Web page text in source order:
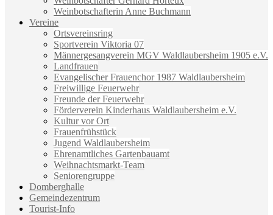
Weinbotschafterin Anne Buchmann
Vereine
Ortsvereinsring
Sportverein Viktoria 07
Männergesangverein MGV Waldlaubersheim 1905 e.V.
Landfrauen
Evangelischer Frauenchor 1987 Waldlaubersheim
Freiwillige Feuerwehr
Freunde der Feuerwehr
Förderverein Kinderhaus Waldlaubersheim e.V.
Kultur vor Ort
Frauenfrühstück
Jugend Waldlaubersheim
Ehrenamtliches Gartenbauamt
Weihnachtsmarkt-Team
Seniorengruppe
Domberghalle
Gemeindezentrum
Tourist-Info